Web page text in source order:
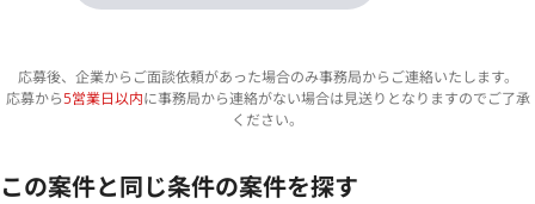
応募後、企業からご面談依頼があった場合のみ事務局からご連絡いたします。
応募から5営業日以内に事務局から連絡がない場合は見送りとなりますのでご了承
ください。
この案件と同じ条件の案件を探す